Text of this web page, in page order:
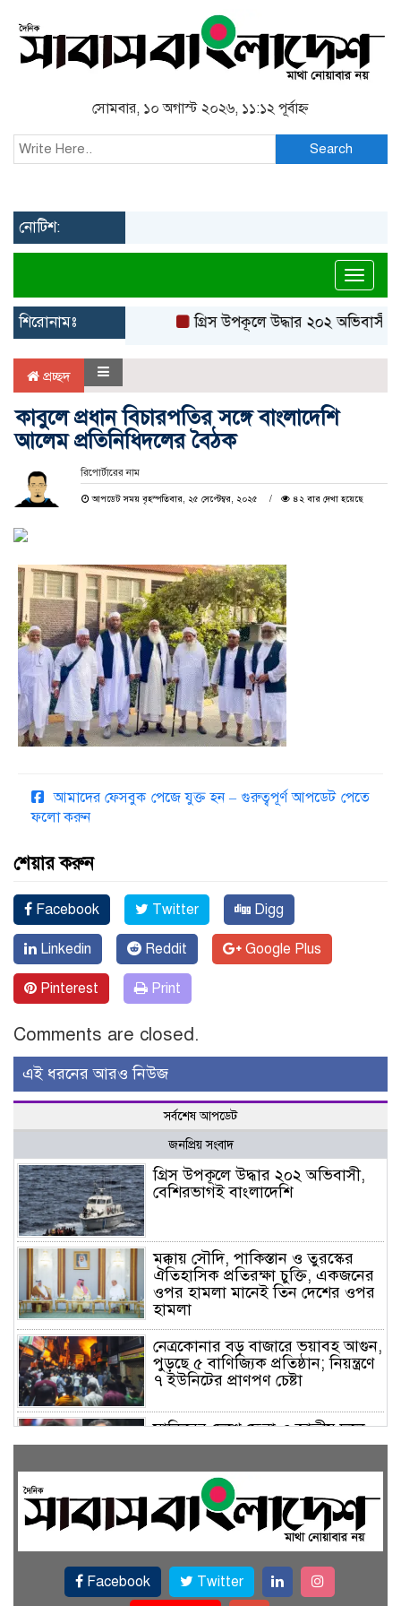
সোমবার, ১০ অগাস্ট ২০২৬, ১১:১২ পূর্বাহ্ন
Search
নোটিশ:
শিরোনামঃ গ্রিস উপকূলে উদ্ধার ২০২ অভিবাসী,
প্রচ্ছদ
কাবুলে প্রধান বিচারপতির সঙ্গে বাংলাদেশি
আলেম প্রতিনিধিদলের বৈঠক
রিপোর্টারের নাম
আপডেট সময় বৃহস্পতিবার, ২৫ সেপ্টেম্বর, ২০২৫ ৪২ বার দেখা হয়েছে
আমাদের ফেসবুক পেজে যুক্ত হন – গুরুত্বপূর্ণ আপডেট পেতে
ফলো করুন
শেয়ার করুন
Facebook Twitter Digg
Linkedin Reddit Google Plus
Pinterest Print
Comments are closed.
এই ধরনের আরও নিউজ
সর্বশেষ আপডেট
জনপ্রিয় সংবাদ
গ্রিস উপকূলে উদ্ধার ২০২ অভিবাসী,
বেশিরভাগই বাংলাদেশি
মক্কায় সৌদি, পাকিস্তান ও তুরস্কের
ঐতিহাসিক প্রতিরক্ষা চুক্তি, একজনের
ওপর হামলা মানেই তিন দেশের ওপর
হামলা
নেত্রকোনার বড় বাজারে ভয়াবহ আগুন,
পুড়ছে ৫ বাণিজ্যিক প্রতিষ্ঠান; নিয়ন্ত্রণে
৭ ইউনিটের প্রাণপণ চেষ্টা
সাকিবের দেশে ফেরা ও জাতীয় দলে
ফেরার সম্ভাবনা নেই, ইঙ্গিত ক্রীড়া
ফেসবুকে যুক্ত হলো বিকাশ, সহজ
হলো ডিজিটাল পেমেন্ট
বৃষ্টি উপেক্ষা করে ‘জুলাই গণঅভ্যুত্থান
Facebook
Twitter